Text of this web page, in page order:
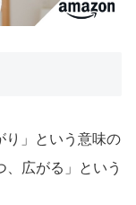
り」という意味の
広がる」という